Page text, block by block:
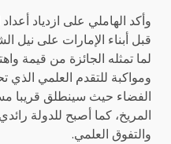
وأكد الهاملي على ازدياد
قبل أبناء الإمارات على نيل
لما تمثله الجائزة من قيمة
ومواكبة للتقدم العلمي الذي
الفضاء حيث سينطلق قريبا
المريخ، كما أصبح للدولة
والتفوق العلمي.